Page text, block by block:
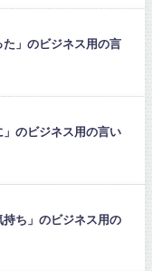
た」のビジネス用の言
」のビジネス用の言い
持ち」のビジネス用の